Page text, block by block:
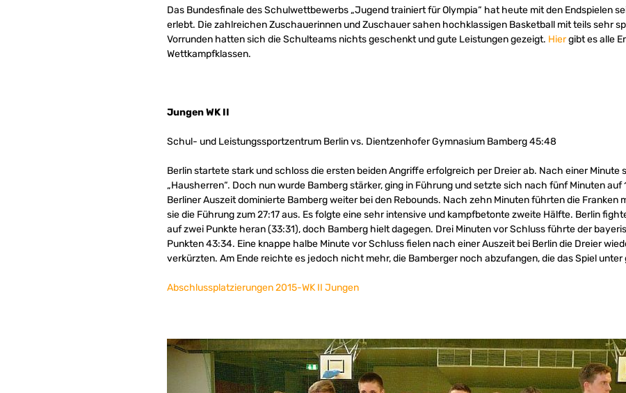
Das Bundesfinale des Schulwettbewerbs „Jugend trainiert für Olympia“ hat heute mit den Endspielen
erlebt. Die zahlreichen Zuschauerinnen und Zuschauer sahen hochklassigen Basketball mit teils sehr
Vorrunden hatten sich die Schulteams nichts geschenkt und gute Leistungen gezeigt. Hiergibt es alle
Wettkampfklassen.
Jungen WK II
Schul- und Leistungssportzentrum Berlin vs. Dientzenhofer Gymnasium Bamberg 45:48
Berlin startete stark und schloss die ersten beiden Angriffe erfolgreich per Dreier ab. Nach einer Minute
„Hausherren“. Doch nun wurde Bamberg stärker, ging in Führung und setzte sich nach fünf Minuten auf
Berliner Auszeit dominierte Bamberg weiter bei den Rebounds. Nach zehn Minuten führten die Franken
sie die Führung zum 27:17 aus. Es folgte eine sehr intensive und kampfbetonte zweite Hälfte. Berlin
auf zwei Punkte heran (33:31), doch Bamberg hielt dagegen. Drei Minuten vor Schluss führte der
Punkten 43:34. Eine knappe halbe Minute vor Schluss fielen nach einer Auszeit bei Berlin die Dreier
verkürzten. Am Ende reichte es jedoch nicht mehr, die Bamberger noch abzufangen, die das Spiel
Abschlussplatzierungen 2015-WK II Jungen